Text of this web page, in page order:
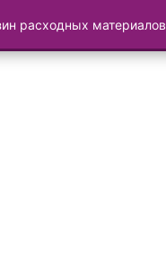
расходных